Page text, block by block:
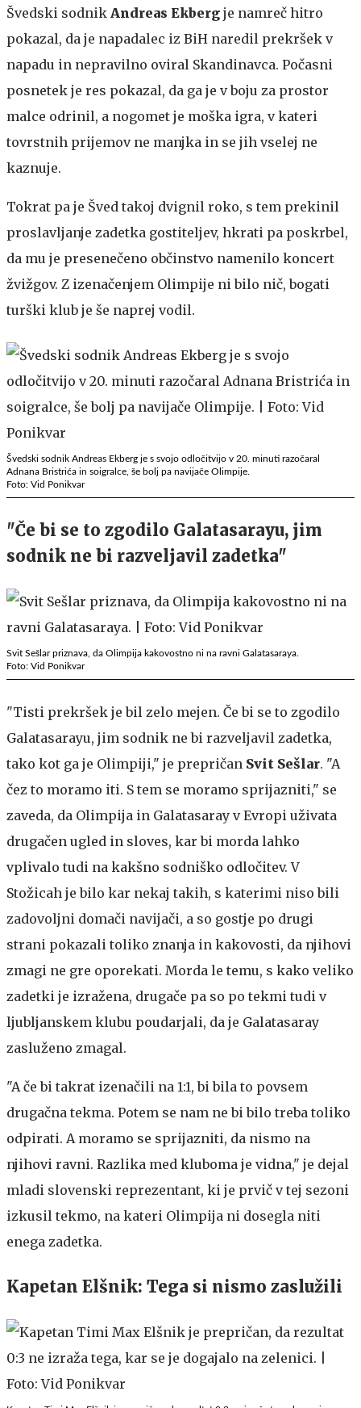
Švedski sodnik Andreas Ekberg je namreč hitro
pokazal, da je napadalec iz BiH naredil prekršek v
napadu in nepravilno oviral Skandinavca. Počasni
posnetek je res pokazal, da ga je v boju za prostor
malce odrinil, a nogomet je moška igra, v kateri
tovrstnih prijemov ne manjka in se jih vselej ne
kaznuje.
Tokrat pa je Šved takoj dvignil roko, s tem prekinil
proslavljanje zadetka gostiteljev, hkrati pa poskrbel,
da mu je presenečeno občinstvo namenilo koncert
žvižgov. Z izenačenjem Olimpije ni bilo nič, bogati
turški klub je še naprej vodil.
Švedski sodnik Andreas Ekberg je s svojo odločitvijo v 20. minuti razočaral
Adnana Bristrića in soigralce, še bolj pa navijače Olimpije.
Foto: Vid Ponikvar
"Če bi se to zgodilo Galatasarayu, jim
sodnik ne bi razveljavil zadetka"
Svit Sešlar priznava, da Olimpija kakovostno ni na ravni Galatasaraya.
Foto: Vid Ponikvar
"Tisti prekršek je bil zelo mejen. Če bi se to zgodilo
Galatasarayu, jim sodnik ne bi razveljavil zadetka,
tako kot ga je Olimpiji," je prepričan Svit Sešlar. "A
čez to moramo iti. S tem se moramo sprijazniti," se
zaveda, da Olimpija in Galatasaray v Evropi uživata
drugačen ugled in sloves, kar bi morda lahko
vplivalo tudi na kakšno sodniško odločitev. V
Stožicah je bilo kar nekaj takih, s katerimi niso bili
zadovoljni domači navijači, a so gostje po drugi
strani pokazali toliko znanja in kakovosti, da njihovi
zmagi ne gre oporekati. Morda le temu, s kako veliko
zadetki je izražena, drugače pa so po tekmi tudi v
ljubljanskem klubu poudarjali, da je Galatasaray
zasluženo zmagal.
"A če bi takrat izenačili na 1:1, bi bila to povsem
drugačna tekma. Potem se nam ne bi bilo treba toliko
odpirati. A moramo se sprijazniti, da nismo na
njihovi ravni. Razlika med kluboma je vidna," je dejal
mladi slovenski reprezentant, ki je prvič v tej sezoni
izkusil tekmo, na kateri Olimpija ni dosegla niti
enega zadetka.
Kapetan Elšnik: Tega si nismo zaslužili